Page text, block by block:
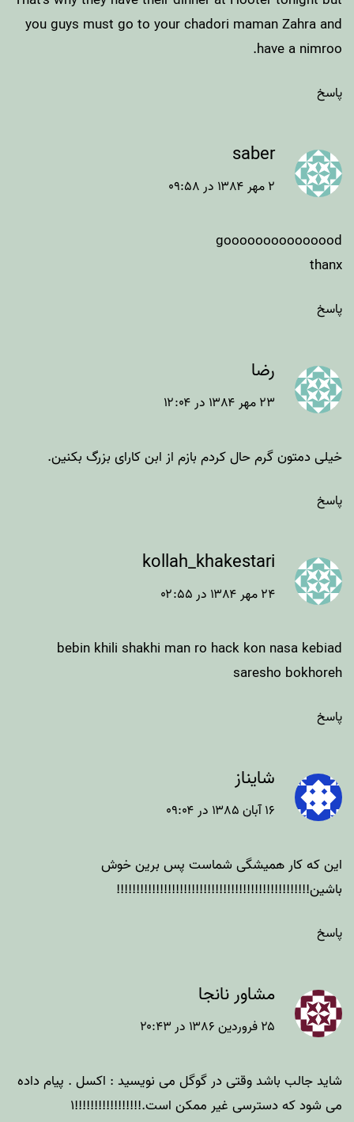
you guys must go to your chadori maman Zahra and
have a nimroo.
پاسخ
saber
۲ مهر ۱۳۸۴ در ۰۹:۵۸
gooooooooooooood
thanx
پاسخ
رضا
۲۳ مهر ۱۳۸۴ در ۱۲:۰۴
خیلی دمتون گرم حال کردم بازم از ابن کارای بزرگ بکنین.
پاسخ
kollah_khakestari
۲۴ مهر ۱۳۸۴ در ۰۲:۵۵
bebin khili shakhi man ro hack kon nasa kebiad
saresho bokhoreh
پاسخ
شایناز
۱۶ آبان ۱۳۸۵ در ۰۹:۰۴
این که کار همیشگی شماست پس برین خوش
باشین!!!!!!!!!!!!!!!!!!!!!!!!!!!!!!!!!!!!!!!!!!!!!!!!!
پاسخ
مشاور نانجا
۲۵ فروردین ۱۳۸۶ در ۲۰:۴۳
شاید جالب باشد وقتی در گوگل می نویسید : اکسل . پیام داده
می شود که دسترسی غیر ممکن است.!!!!!!!!!!!!!!!!!۱